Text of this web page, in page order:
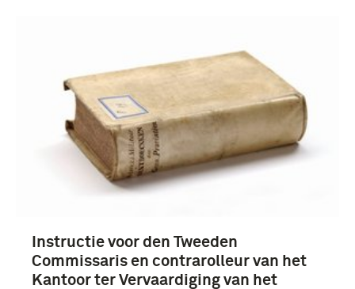
Instructie voor den Tweeden
Commissaris en contrarolleur van het
Kantoor ter Vervaardiging van het